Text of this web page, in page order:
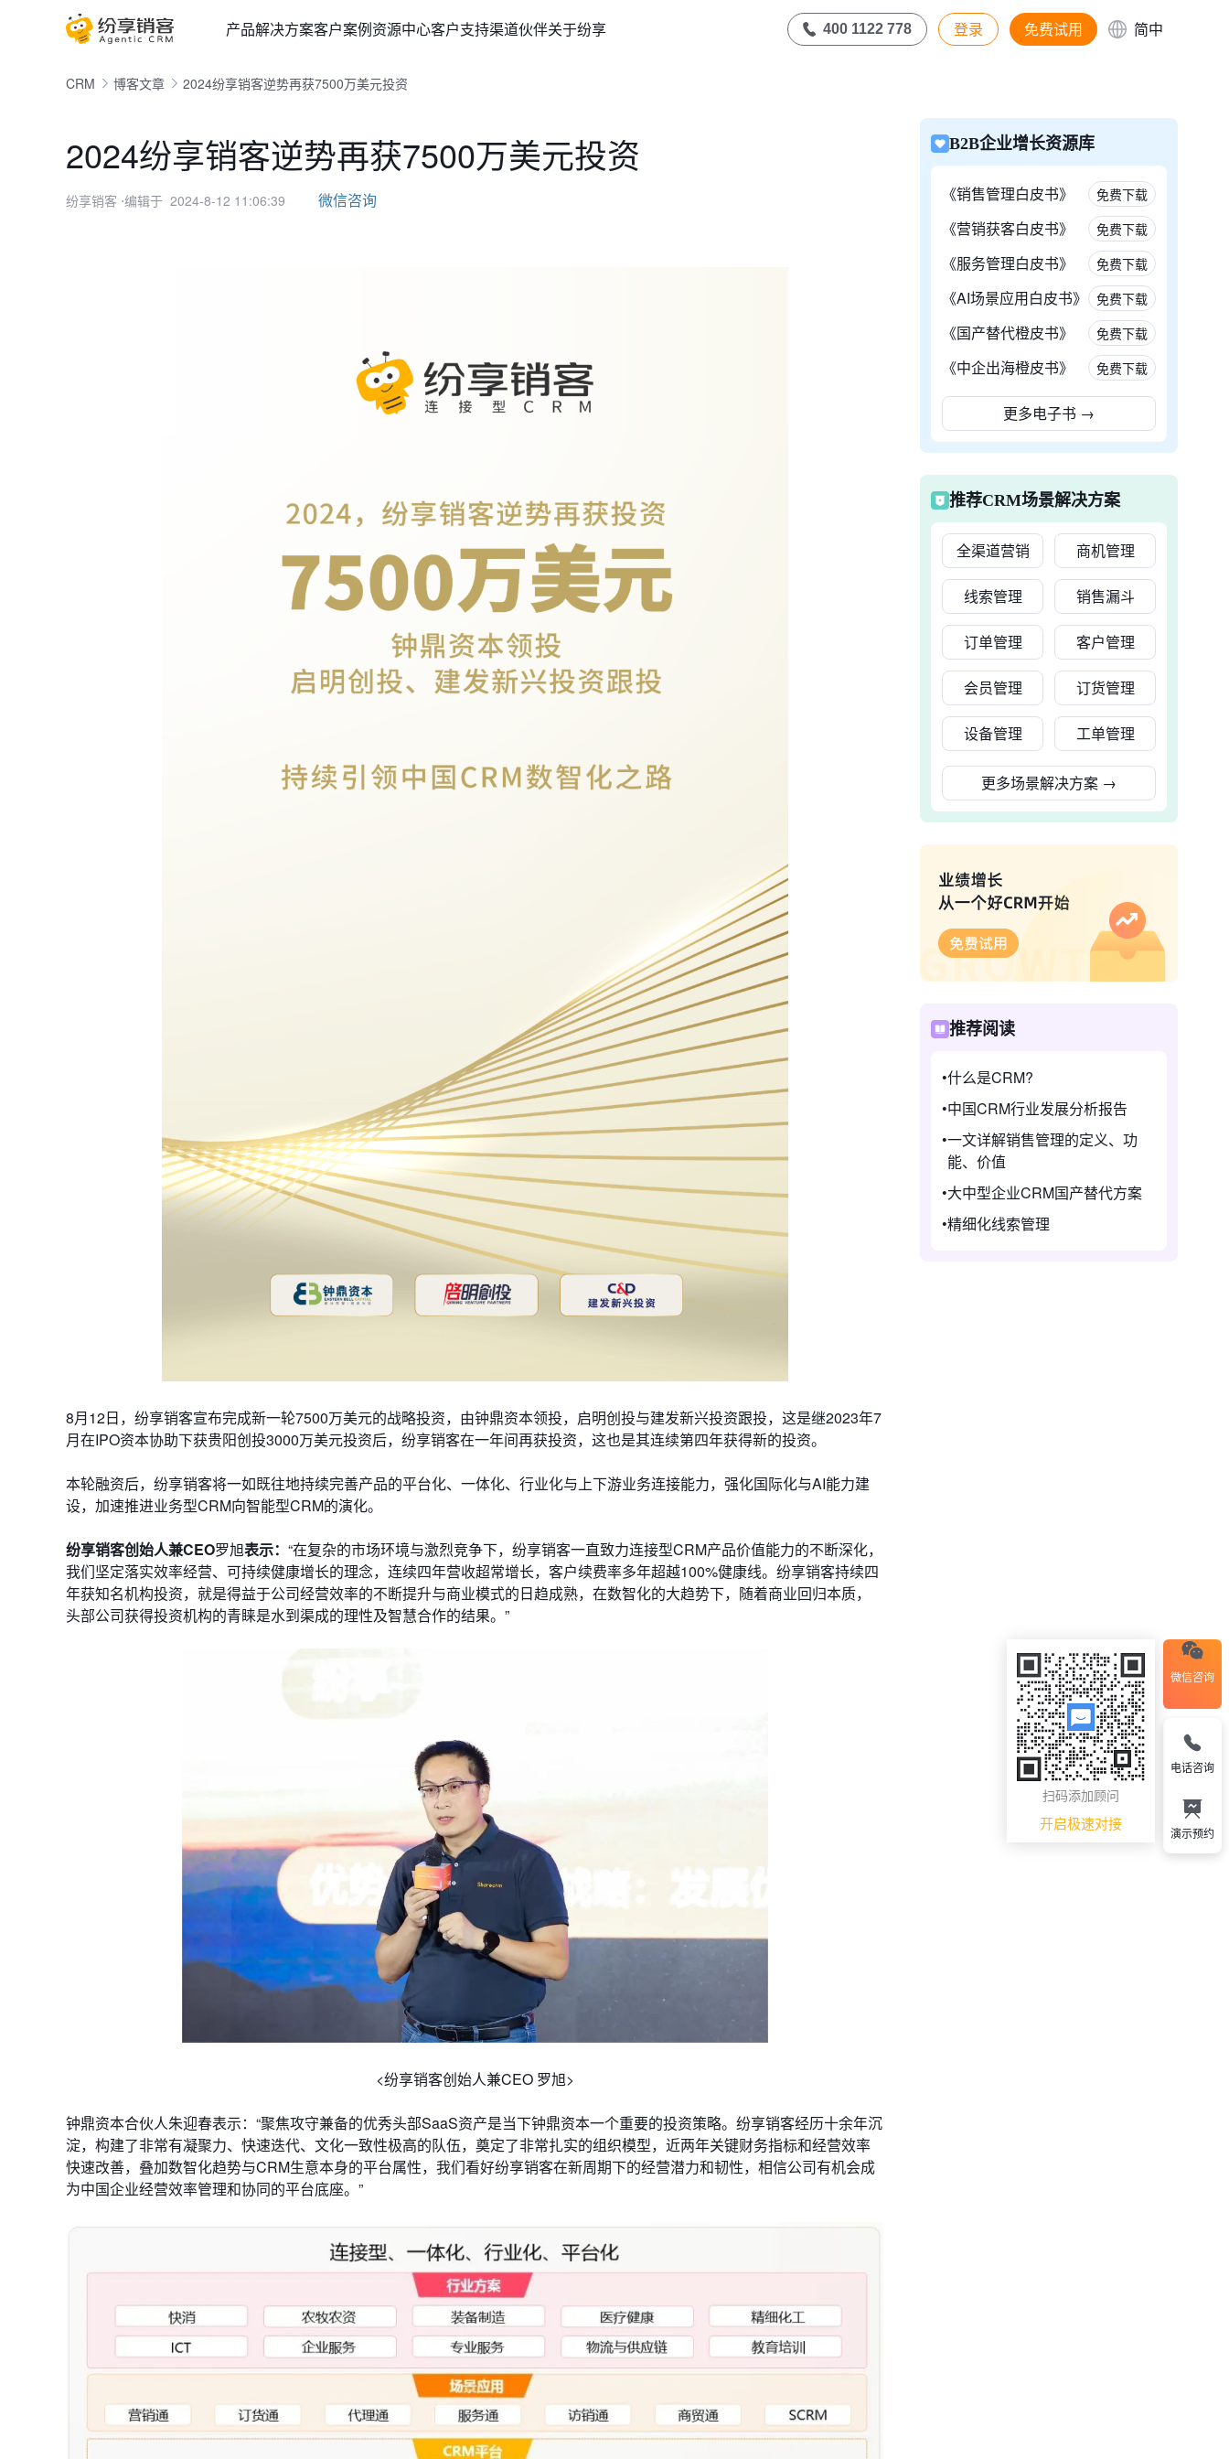
产品解决方案客户案例资源中心客户支持渠道伙伴关于纷享 400 1122 778 登录 免费试用 简中
CRM 博客文章 2024纷享销客逆势再获7500万美元投资
2024纷享销客逆势再获7500万美元投资
纷享销客 ⋅编辑于 2024-8-12 11:06:39 微信咨询
8月12日，纷享销客宣布完成新一轮7500万美元的战略投资，由钟鼎资本领投，启明创投与建发新兴投资跟投，这是继2023年7
月在IPO资本协助下获贵阳创投3000万美元投资后，纷享销客在一年间再获投资，这也是其连续第四年获得新的投资。
本轮融资后，纷享销客将一如既往地持续完善产品的平台化、一体化、行业化与上下游业务连接能力，强化国际化与AI能力建
设，加速推进业务型CRM向智能型CRM的演化。
纷享销客创始人兼CEO罗旭表示： “在复杂的市场环境与激烈竞争下，纷享销客一直致力连接型CRM产品价值能力的不断深化，
我们坚定落实效率经营、可持续健康增长的理念，连续四年营收超常增长，客户续费率多年超越100%健康线。纷享销客持续四
年获知名机构投资，就是得益于公司经营效率的不断提升与商业模式的日趋成熟，在数智化的大趋势下，随着商业回归本质，
头部公司获得投资机构的青睐是水到渠成的理性及智慧合作的结果。”
<纷享销客创始人兼CEO 罗旭>
钟鼎资本合伙人朱迎春表示：“聚焦攻守兼备的优秀头部SaaS资产是当下钟鼎资本一个重要的投资策略。纷享销客经历十余年沉
淀，构建了非常有凝聚力、快速迭代、文化一致性极高的队伍，奠定了非常扎实的组织模型，近两年关键财务指标和经营效率
快速改善，叠加数智化趋势与CRM生意本身的平台属性，我们看好纷享销客在新周期下的经营潜力和韧性，相信公司有机会成
为中国企业经营效率管理和协同的平台底座。”
B2B企业增长资源库
《销售管理白皮书》 免费下载
《营销获客白皮书》 免费下载
《服务管理白皮书》 免费下载
《AI场景应用白皮书》 免费下载
《国产替代橙皮书》 免费下载
《中企出海橙皮书》 免费下载
更多电子书 →
推荐CRM场景解决方案
全渠道营销 商机管理
线索管理 销售漏斗
订单管理 客户管理
会员管理 订货管理
设备管理 工单管理
更多场景解决方案 →
推荐阅读
什么是CRM?
中国CRM行业发展分析报告
一文详解销售管理的定义、功
能、价值
大中型企业CRM国产替代方案
精细化线索管理
微信咨询
扫码添加顾问
开启极速对接
电话咨询
演示预约